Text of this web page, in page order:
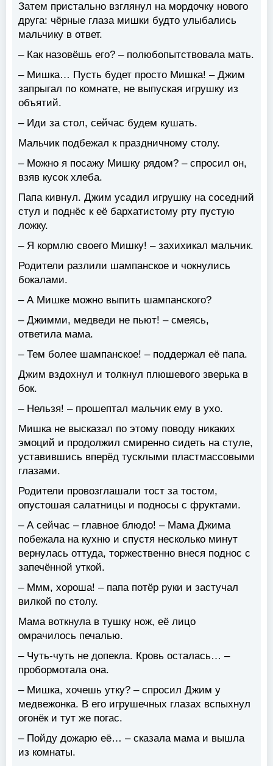
Затем пристально взглянул на мордочку нового
друга: чёрные глаза мишки будто улыбались
мальчику в ответ.
– Как назовёшь его? – полюбопытствовала мать.
– Мишка… Пусть будет просто Мишка! – Джим
запрыгал по комнате, не выпуская игрушку из
объятий.
– Иди за стол, сейчас будем кушать.
Мальчик подбежал к праздничному столу.
– Можно я посажу Мишку рядом? – спросил он,
взяв кусок хлеба.
Папа кивнул. Джим усадил игрушку на соседний
стул и поднёс к её бархатистому рту пустую
ложку.
– Я кормлю своего Мишку! – захихикал мальчик.
Родители разлили шампанское и чокнулись
бокалами.
– А Мишке можно выпить шампанского?
– Джимми, медведи не пьют! – смеясь,
ответила мама.
– Тем более шампанское! – поддержал её папа.
Джим вздохнул и толкнул плюшевого зверька в
бок.
– Нельзя! – прошептал мальчик ему в ухо.
Мишка не высказал по этому поводу никаких
эмоций и продолжил смиренно сидеть на стуле,
уставившись вперёд тусклыми пластмассовыми
глазами.
Родители провозглашали тост за тостом,
опустошая салатницы и подносы с фруктами.
– А сейчас – главное блюдо! – Мама Джима
побежала на кухню и спустя несколько минут
вернулась оттуда, торжественно внеся поднос с
запечённой уткой.
– Ммм, хороша! – папа потёр руки и застучал
вилкой по столу.
Мама воткнула в тушку нож, её лицо
омрачилось печалью.
– Чуть-чуть не допекла. Кровь осталась… –
пробормотала она.
– Мишка, хочешь утку? – спросил Джим у
медвежонка. В его игрушечных глазах вспыхнул
огонёк и тут же погас.
– Пойду дожарю её… – сказала мама и вышла
из комнаты.